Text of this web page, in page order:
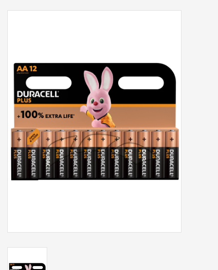
Zeeuws/Streek
Tassen/Portemonnee
Boeken
Elektra
Baby & Peuter